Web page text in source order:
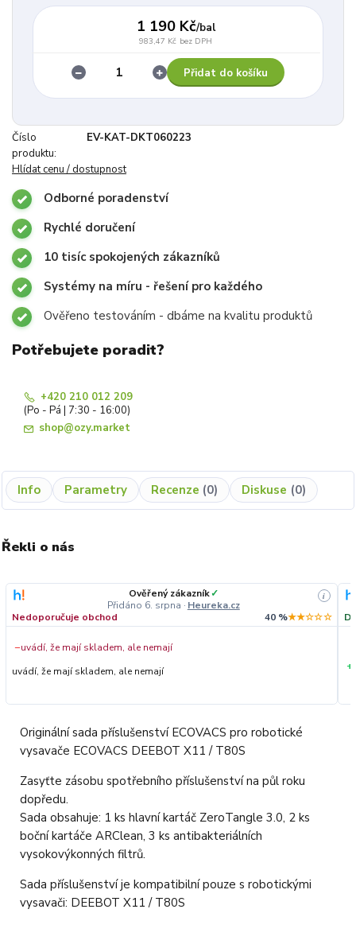
1 190 Kč/bal
983,47 Kč bez DPH
Přidat do košíku
Číslo
produktu:
EV-KAT-DKT060223
Hlídat cenu / dostupnost
Odborné poradenství
Rychlé doručení
10 tisíc spokojených zákazníků
Systémy na míru - řešení pro každého
Ověřeno testováním - dbáme na kvalitu produktů
Potřebujete poradit?
+420 210 012 209
(Po - Pá | 7:30 - 16:00)
shop@ozy.market
Info Parametry Recenze 0 Diskuse 0
Řekli o nás
Ověřený zákazník✓
Přidáno 6. srpna · Heureka.cz
i
Nedoporučuje obchod 40 %★★☆☆☆
−uvádí, že mají skladem, ale nemají
uvádí, že mají skladem, ale nemají
+
Originální sada příslušenství ECOVACS pro robotické
vysavače ECOVACS DEEBOT X11 / T80S
Zasyťte zásobu spotřebního příslušenství na půl roku
dopředu.
Sada obsahuje: 1 ks hlavní kartáč ZeroTangle 3.0, 2 ks
boční kartáče ARClean, 3 ks antibakteriálních
vysokovýkonných filtrů.
Sada příslušenství je kompatibilní pouze s robotickými
vysavači: DEEBOT X11 / T80S